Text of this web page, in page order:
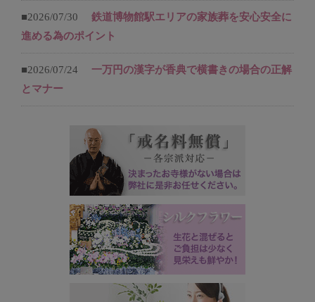
■2026/07/30
鉄道博物館駅エリアの家族葬を安心安全に
進める為のポイント
■2026/07/24
一万円の漢字が香典で横書きの場合の正解
とマナー